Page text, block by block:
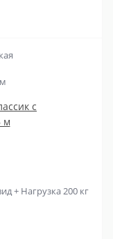
с
м
+ Нагрузка 200 кг